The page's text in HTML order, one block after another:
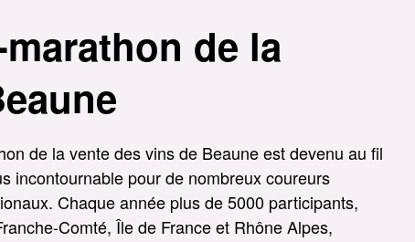
de la
de la vente des vins de Beaune est devenu au fil
incontournable pour de nombreux coureurs
Chaque année plus de 5000 participants,
Comté, Île de France et Rhône Alpes,